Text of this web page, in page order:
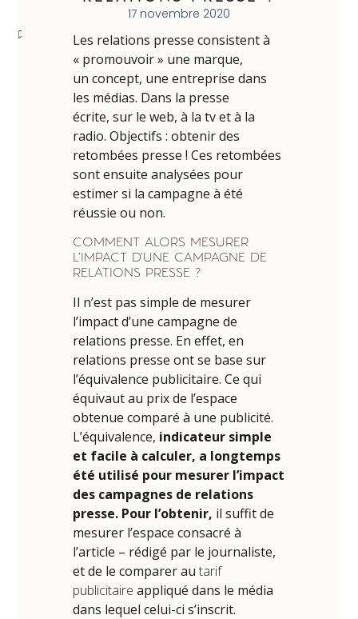
17 novembre 2020
Les relations presse consistent à
« promouvoir » une marque,
un concept, une entreprise dans
les médias. Dans la presse
écrite, sur le web, à la tv et à la
radio. Objectifs : obtenir des
retombées presse ! Ces retombées
sont ensuite analysées pour
estimer si la campagne à été
réussie ou non.
COMMENT ALORS MESURER
L’IMPACT D’UNE CAMPAGNE DE
RELATIONS PRESSE ?
Il n’est pas simple de mesurer
l’impact d’une campagne de
relations presse. En effet, en
relations presse ont se base sur
l’équivalence publicitaire. Ce qui
équivaut au prix de l’espace
obtenue comparé à une publicité.
L’équivalence, indicateur simple
et facile à calculer, a longtemps
été utilisé pour mesurer l’impact
des campagnes de relations
presse. Pour l’obtenir, il suffit de
mesurer l’espace consacré à
l’article – rédigé par le journaliste,
et de le comparer au tarif
publicitaire appliqué dans le média
dans lequel celui-ci s’inscrit.